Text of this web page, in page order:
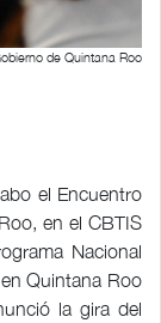
de Quintana Roo
el Encuentro
en el CBTIS
Nacional
Quintana Roo
la gira del